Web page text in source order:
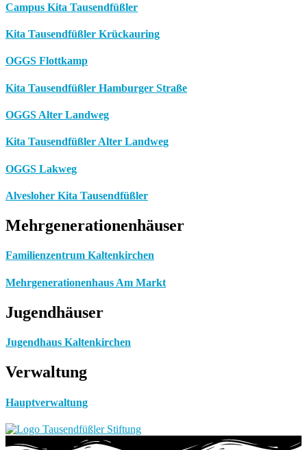
Campus Kita Tausendfüßler
Kita Tausendfüßler Krückauring
OGGS Flottkamp
Kita Tausendfüßler Hamburger Straße
OGGS Alter Landweg
Kita Tausendfüßler Alter Landweg
OGGS Lakweg
Alvesloher Kita Tausendfüßler
Mehrgenerationenhäuser
Familienzentrum Kaltenkirchen
Mehrgenerationenhaus Am Markt
Jugendhäuser
Jugendhaus Kaltenkirchen
Verwaltung
Hauptverwaltung